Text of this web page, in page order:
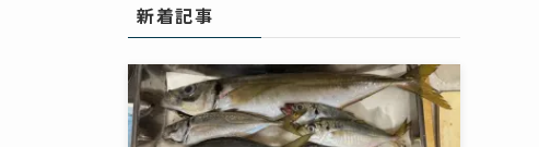
新着記事